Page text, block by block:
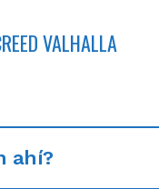
VALHALLA
ahí?